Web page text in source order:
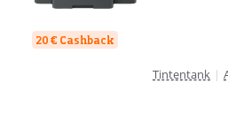
20 € Cashback
Tintentank |